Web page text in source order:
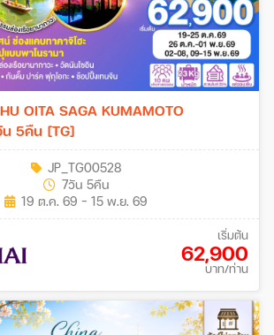
OITA SAGA KUMAMOTO
7วัน 5คืน [TG]
JP_TG00528
7วัน 5คืน
19 ต.ค. 69 - 15 พ.ย. 69
เริ่มต้น
62,900
บาท/ท่าน